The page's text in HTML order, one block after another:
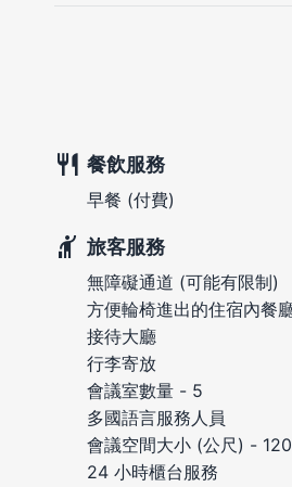
餐飲服務
早餐 (付費)
旅客服務
無障礙通道 (可能有限制)
方便輪椅進出的住宿內餐
接待大廳
行李寄放
會議室數量 - 5
多國語言服務人員
會議空間大小 (公尺) -
24 小時櫃台服務